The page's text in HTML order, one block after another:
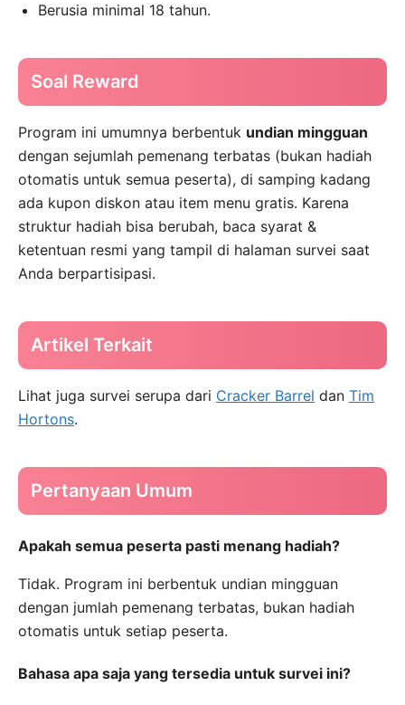
Berusia minimal 18 tahun.
Soal Reward
Program ini umumnya berbentuk undian mingguan
dengan sejumlah pemenang terbatas (bukan hadiah
otomatis untuk semua peserta), di samping kadang
ada kupon diskon atau item menu gratis. Karena
struktur hadiah bisa berubah, baca syarat &
ketentuan resmi yang tampil di halaman survei saat
Anda berpartisipasi.
Artikel Terkait
Lihat juga survei serupa dari Cracker Barrel dan Tim
Hortons.
Pertanyaan Umum
Apakah semua peserta pasti menang hadiah?
Tidak. Program ini berbentuk undian mingguan
dengan jumlah pemenang terbatas, bukan hadiah
otomatis untuk setiap peserta.
Bahasa apa saja yang tersedia untuk survei ini?